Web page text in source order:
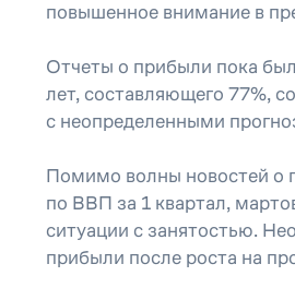
повышенное внимание в
Отчеты о прибыли пока
лет, составляющего 77%,
с неопределенными
Помимо волны новостей о
по ВВП за 1 квартал,
ситуации с занятостью.
прибыли после роста на